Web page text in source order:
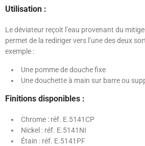
Utilisation :
Le déviateur reçoit l’eau provenant du
permet de la rediriger vers l’une des deux
exemple :
Une pomme de douche fixe
Une douchette à main sur barre ou
Finitions disponibles :
Chrome : réf. E.5141CP
Nickel : réf. E.5141NI
Étain : réf. E.5141PF